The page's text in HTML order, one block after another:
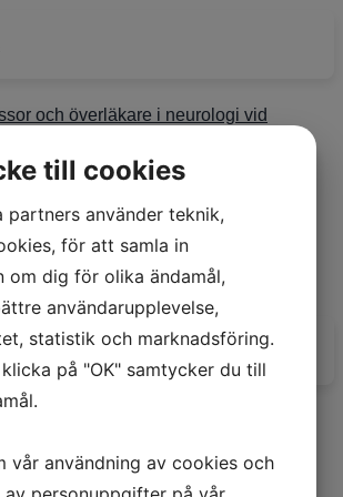
och överläkare i neurologi vid
i Uppsala och medarbetare på
har vid en ceremoni
Sju goda år
i människans natur att försöka se
som utgör vårt liv. Vi
till cookies
partners använder teknik,
för att samla in
om dig för olika ändamål,
användarupplevelse,
statistik och marknadsföring.
på "OK" samtycker du till
vår användning av cookies och